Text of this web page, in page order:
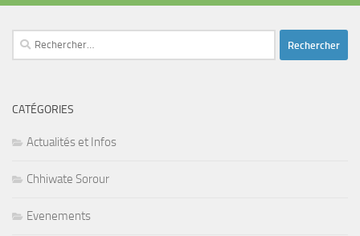
Rechercher :
CATÉGORIES
Actualités et Infos
Chhiwate Sorour
Evenements